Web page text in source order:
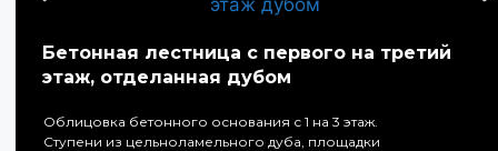
Бетонная лестница с первого на третий
этаж, отделанная дубом
Облицовка бетонного основания с 1 на 3 этаж.
Ступени из цельноламельного дуба, площадки